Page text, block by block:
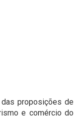
proposições de
e comércio do